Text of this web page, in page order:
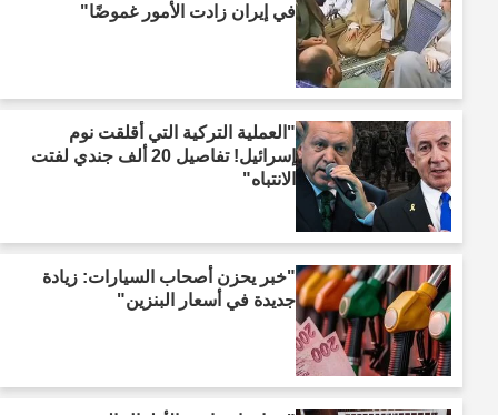
في إيران زادت الأمور غموضًا"
"العملية التركية التي أقلقت نوم
إسرائيل! تفاصيل 20 ألف جندي لفتت
الانتباه"
"خبر يحزن أصحاب السيارات: زيادة
جديدة في أسعار البنزين"